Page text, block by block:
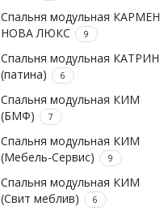
Спальня модульная КАРМЕН
НОВА ЛЮКС
9
Спальня модульная КАТРИН
(патина)
6
Спальня модульная КИМ
(БМФ)
7
Спальня модульная КИМ
(Мебель-Сервис)
9
Спальня модульная КИМ
(Свит меблив)
6